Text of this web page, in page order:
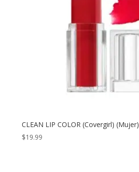
CLEAN LIP COLOR (Covergirl) (Mujer)
$19.99